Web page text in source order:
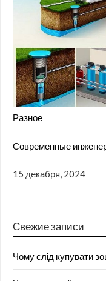
Разное
Современные
15 декабря, 2024
Свежие записи
Чому слід купувати